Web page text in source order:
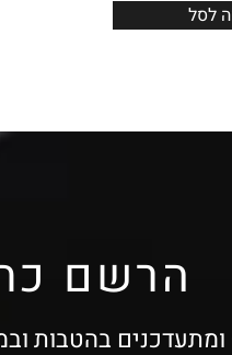
לסל
הרשם
בהטבות